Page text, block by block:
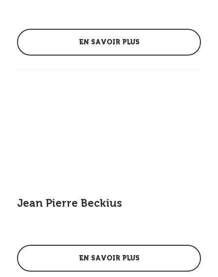
EN SAVOIR PLUS
Jean Pierre Beckius
EN SAVOIR PLUS